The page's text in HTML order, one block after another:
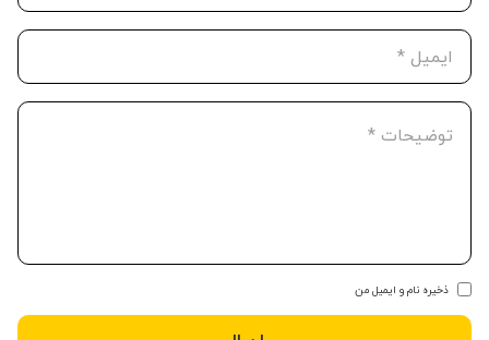
ذخیره نام و ایمیل من